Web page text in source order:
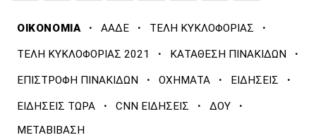
ΟΙΚΟΝΟΜΙΑ · ΑΑΔΕ · ΤΕΛΗ ΚΥΚΛΟΦΟΡΙΑΣ ·
ΤΕΛΗ ΚΥΚΛΟΦΟΡΙΑΣ 2021 · ΚΑΤΑΘΕΣΗ ΠΙΝΑΚΙΔΩΝ ·
ΕΠΙΣΤΡΟΦΗ ΠΙΝΑΚΙΔΩΝ · ΟΧΗΜΑΤΑ · ΕΙΔΗΣΕΙΣ ·
ΕΙΔΗΣΕΙΣ ΤΩΡΑ · CNN ΕΙΔΗΣΕΙΣ · ΔΟΥ ·
ΜΕΤΑΒΙΒΑΣΗ